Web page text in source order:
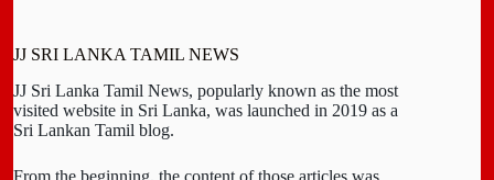
JJ SRI LANKA TAMIL NEWS
JJ Sri Lanka Tamil News, popularly known as the most
visited website in Sri Lanka, was launched in 2019 as a
Sri Lankan Tamil blog.